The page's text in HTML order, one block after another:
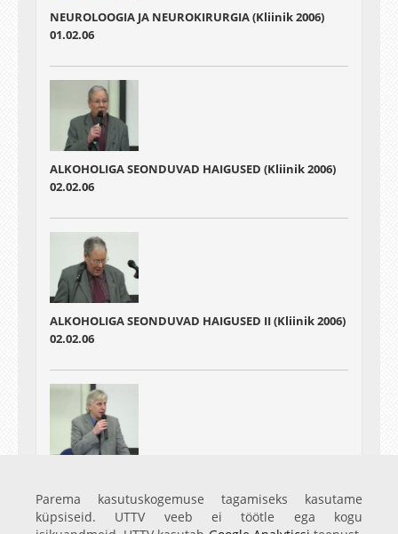
NEUROLOOGIA JA NEUROKIRURGIA (Kliinik 2006)
01.02.06
ALKOHOLIGA SEONDUVAD HAIGUSED (Kliinik 2006)
02.02.06
ALKOHOLIGA SEONDUVAD HAIGUSED II (Kliinik 2006)
02.02.06
02.02.06
Parema kasutuskogemuse tagamiseks kasutame
küpsiseid. UTTV veeb ei töötle ega kogu